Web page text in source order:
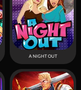
A NIGHT OUT